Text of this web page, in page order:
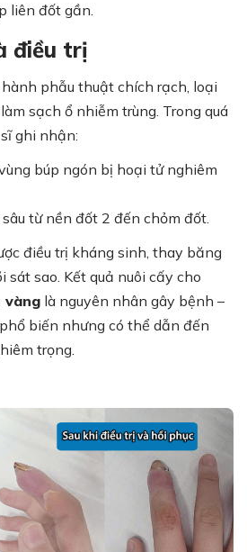
liên đốt gần.
điều trị
phẫu thuật chích rạch, loại
sạch ổ nhiễm trùng. Trong quá
ghi nhận:
búp ngón bị hoại tử nghiêm
từ nền đốt 2 đến chỏm đốt.
điều trị kháng sinh, thay băng
sát sao. Kết quả nuôi cấy cho
vàng là nguyên nhân gây bệnh –
biến nhưng có thể dẫn đến
trọng.